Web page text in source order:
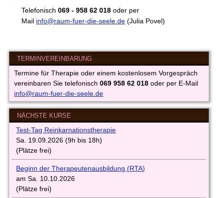
Telefonisch069 - 958 62 018 oder per
Mail info@raum-fuer-die-seele.de (Julia Povel)
TERMINVEREINBARUNG
Termine für Therapie oder einem kostenlosem Vorgespräch
vereinbaren Sie telefonisch069 958 62 018 oder per E-Mail
info@raum-fuer-die-seele.de
NÄCHSTE KURSE
Test-Tag Reinkarnationstherapie
Sa. 19.09.2026 (9h bis 18h)
(Plätze frei)
Beginn der Therapeutenausbildung (RTA)
am Sa. 10.10.2026
(Plätze frei)